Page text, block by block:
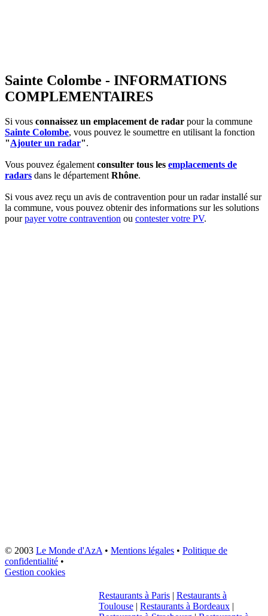
Sainte Colombe - INFORMATIONS
COMPLEMENTAIRES
Si vous connaissez un emplacement de radar pour la commune
Sainte Colombe, vous pouvez le soumettre en utilisant la fonction
"Ajouter un radar".
Vous pouvez égalementconsulter tous les emplacements de
radars dans le départementRhône.
Si vous avez reçu un avis de contravention pour un radar installé sur
la commune, vous pouvez obtenir des informations sur les solutions
pourpayer votre contravention ou contester votre PV.
© 2003 Le Monde d'AzA• Mentions légales • Politique de
confidentialité •
Gestion cookies
Restaurants à Paris | Restaurants à
Toulouse | Restaurants à Bordeaux |